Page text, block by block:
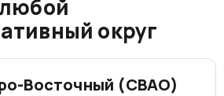
округ
Восточный (СВАО)